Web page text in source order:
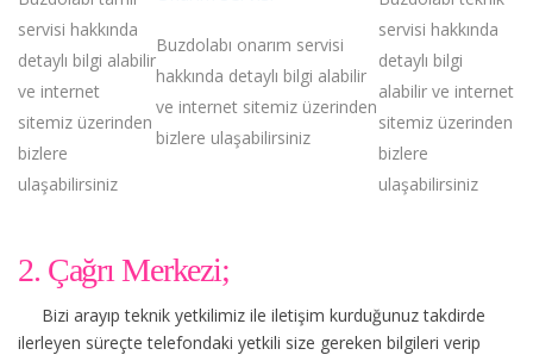
servisi hakkında
detaylı bilgi alabilir
ve internet
sitemiz üzerinden
bizlere
ulaşabilirsiniz
Buzdolabı onarım servisi
hakkında detaylı bilgi alabilir
ve internet sitemiz üzerinden
bizlere ulaşabilirsiniz
servisi hakkında
detaylı bilgi
alabilir ve internet
sitemiz üzerinden
bizlere
ulaşabilirsiniz
2. Çağrı Merkezi;
Bizi arayıp teknik yetkilimiz ile iletişim kurduğunuz takdirde
ilerleyen süreçte telefondaki yetkili size gereken bilgileri verip